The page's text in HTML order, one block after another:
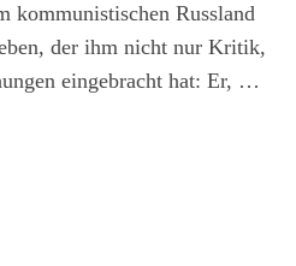
kommunistischen Russland
der ihm nicht nur Kritik,
eingebracht hat: Er, …